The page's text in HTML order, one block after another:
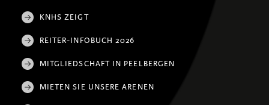
KNHS ZEIGT
REITER-INFOBUCH 2026
MITGLIEDSCHAFT IN PEELBERGEN
MIETEN SIE UNSERE ARENEN